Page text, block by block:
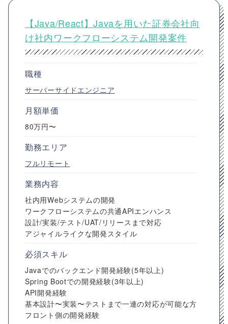
【Java/React】Javaを用いた証券会社向
け社内ワークフローシステム開発案件
職種
サーバーサイドエンジニア
月額単価
80万円〜
勤務エリア
フルリモート
業務内容
社内用Webシステムの開発
ワークフローシステムの共通APIエンハンス
設計/実装/テスト/UAT/リリースまで対応
アジャイルライクな開発スタイル
必須スキル
Javaでのバックエンド開発経験(5年以上)
Spring Bootでの開発経験(3年以上)
API開発経験
基本設計〜実装〜テストまで一連の対応が可能な方
フロント側の開発経験